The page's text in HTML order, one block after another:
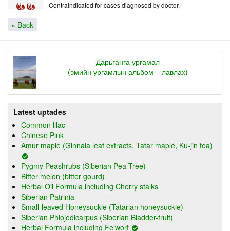
Contraindicated for cases diagnosed by doctor.
« Back
Дарьганга ургамал
(эмийн ургамлын альбом – лавлах)
Latest uptades
Common lilac
Chinese Pink
Amur maple (Ginnala leaf extracts, Tatar maple, Ku-jin tea)
Pygmy Peashrubs (Siberian Pea Tree)
Bitter melon (bitter gourd)
Herbal Oil Formula including Cherry stalks
Siberian Patrinia
Small-leaved Honeysuckle (Tatarian honeysuckle)
Siberian Phlojodicarpus (Siberian Bladder-fruit)
Herbal Formula including Felwort